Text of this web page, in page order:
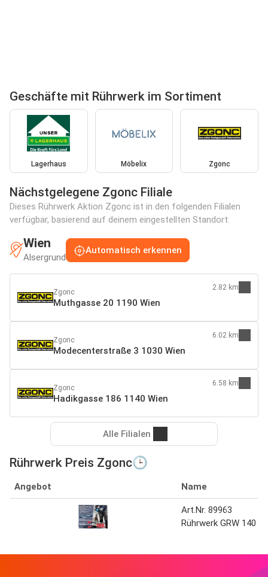
Geschäfte mit Rührwerk im Sortiment
Lagerhaus Möbelix Zgonc
Nächstgelegene Zgonc Filiale
Dieses Rührwerk Aktion Zgonc ist in den folgenden Filialen
verfügbar, basierend auf deinem eingestellten Standort:
Wien
Alsergrund
Automatisch erkennen
Zgonc
Muthgasse 20 1190 Wien
2.82 km
Zgonc
Modecenterstraße 3 1030 Wien
6.02 km
Zgonc
Hadikgasse 186 1140 Wien
6.58 km
Alle Filialen
Rührwerk Preis Zgonc🕒
Angebot Name
Art.Nr. 89963
Rührwerk GRW 140